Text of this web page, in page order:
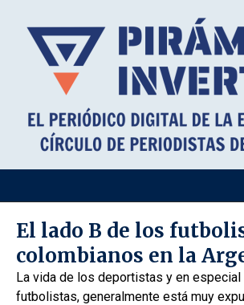
El lado B de los
colombianos en la
La vida de los deportistas y en especial
futbolistas, generalmente está muy